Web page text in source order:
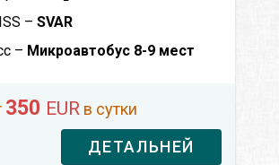
– SVAR
– Микроавтобус 8-9 мест
350 EUR в сутки
ДЕТАЛЬНЕЙ